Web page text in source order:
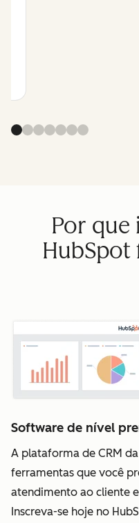
Por que
HubSpot
Software de nível
A plataforma de CRM
ferramentas que você
atendimento ao cliente
Inscreva-se hoje no